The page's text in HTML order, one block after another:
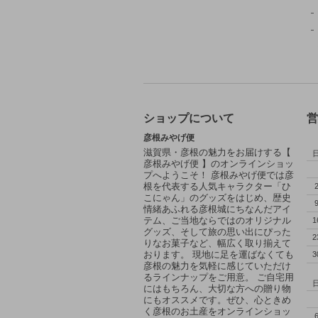
ショップについて
彦根みやげ便
滋賀県・彦根の魅力をお届けする【
彦根みやげ便 】のオンラインショッ
プへようこそ！ 彦根みやげ便では彦
根を代表する人気キャラクター「ひ
こにゃん」のグッズをはじめ、歴史
情緒あふれる彦根城にちなんだアイ
テム、ご当地ならではのオリジナル
グッズ、そして旅の思い出にぴった
りなお菓子など、幅広く取り揃えて
おります。 現地に足を運ばなくても
彦根の魅力を気軽に感じていただけ
るラインナップをご用意。 ご自宅用
にはもちろん、大切な方への贈り物
にもオススメです。ぜひ、心ときめ
く彦根のお土産をオンラインショッ
日
2
9
日
6